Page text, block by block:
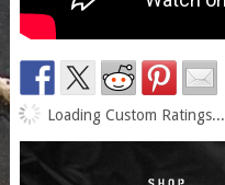
Loading Custom Ratings...